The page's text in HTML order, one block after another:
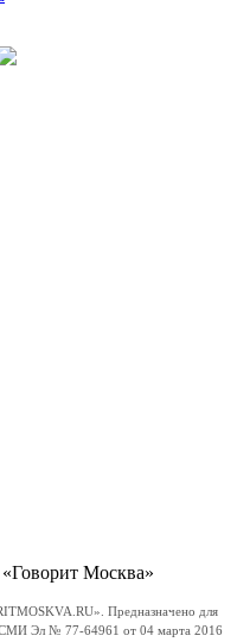
Москва»
Предназначено для
СМИ Эл № 77-64961 от 04 марта 2016